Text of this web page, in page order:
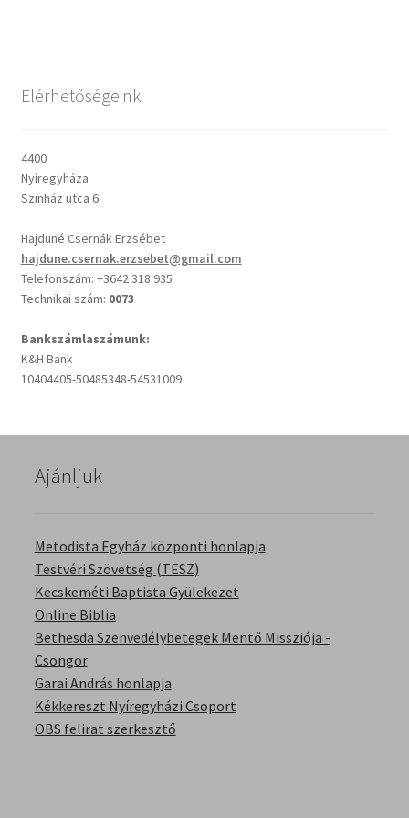
Cseri Kálmán: A kegyelem harmatja
Oswald Chambers: Krisztus mindenek felett
Mindennapi kenyerünk
Alkalmaink
Bemutatkozás
Elérhetőségek
English Bible Talks with Granville Pillar
Képek
Kitekintés
Könyvtár
Család-Házasság
Életrajzok-Regények
Elérhetőségeink
4400
Nyíregyháza
Szinház utca 6.
Hajduné Csernák Erzsébet
hajdune.csernak.erzsebet@gmail.com
Telefonszám: +3642 318 935
Technikai szám: 0073
Bankszámlaszámunk:
K&H Bank
10404405-50485348-54531009
Ajánljuk
Metodista Egyház központi honlapja
Testvéri Szövetség (TESZ)
Kecskeméti Baptista Gyülekezet
Online Biblia
Bethesda Szenvedélybetegek Mentő Missziója -
Csongor
Garai András honlapja
Kékkereszt Nyíregyházi Csoport
OBS felirat szerkesztő